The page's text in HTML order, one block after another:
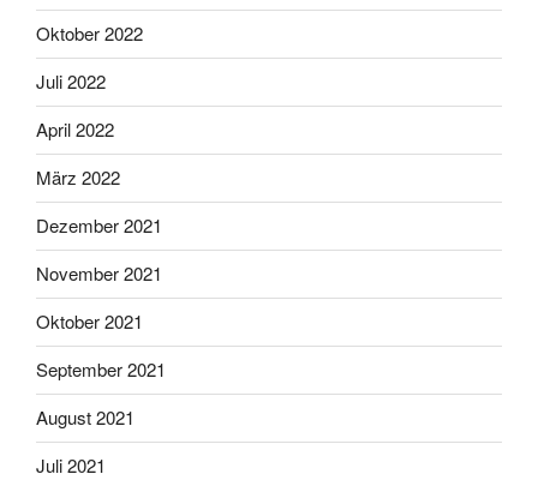
Oktober 2022
Juli 2022
April 2022
März 2022
Dezember 2021
November 2021
Oktober 2021
September 2021
August 2021
Juli 2021